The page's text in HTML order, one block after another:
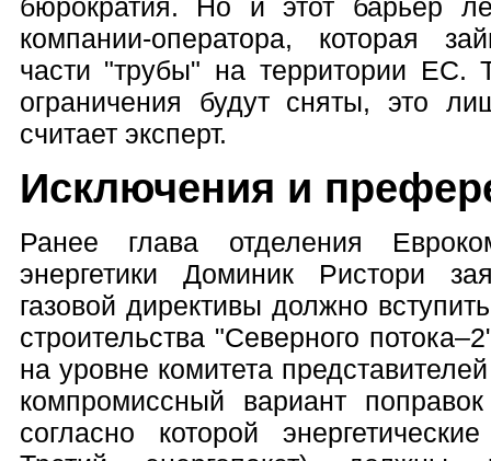
бюрократия. Но и этот барьер
компании-оператора, которая
части "трубы" на территории ЕС.
ограничения будут сняты, это
считает эксперт.
Исключения и
Ранее глава отделения
энергетики Доминик Ристори
газовой директивы должно
строительства "Северного
на уровне комитета
компромиссный вариант
согласно которой